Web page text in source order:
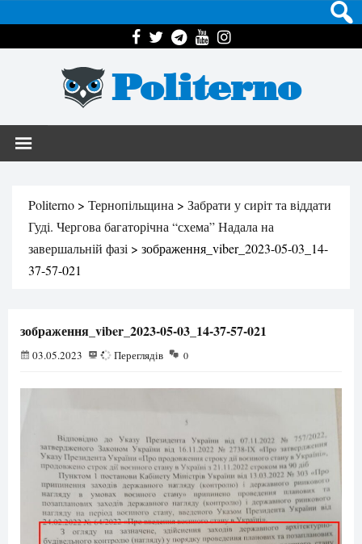
Politerno
Politerno > Тернопільщина > Забрати у сиріт та віддати
Гуді. Чергова багаторічна “схема” Надала на
завершальній фазі > зображення_viber_2023-05-03_14-
37-57-021
зображення_viber_2023-05-03_14-37-57-021
03.05.2023 63 Переглядів 0